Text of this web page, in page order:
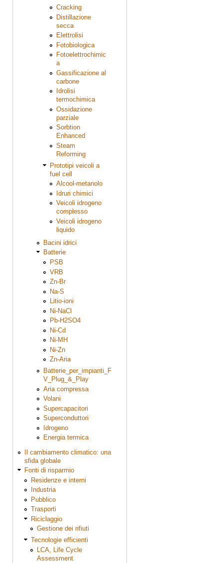
Cracking
Distillazione
secca
Elettrolisi
Fotobiologica
Fotoelettrochimic
a
Gassificazione al
carbone
Idrolisi
termochimica
Ossidazione
parziale
Sorbtion
Enhanced
Steam
Reforming
Prototipi veicoli a
fuel cell
Alcool-metanolo
Idruri chimici
Veicoli idrogeno
complesso
Veicoli idrogeno
liquido
Bacini idrici
Batterie
PSB
VRB
Zn-Br
Na-S
Litio-ioni
Ni-NaCl
Pb-H2SO4
Ni-Cd
Ni-MH
Ni-Zn
Zn-Aria
Batterie_per_impianti_F
V_Plug_&_Play
Aria compressa
Volani
Supercapacitori
Superconduttori
Idrogeno
Energia termica
Il cambiamento climatico: una
sfida globale
Fonti di risparmio
Residenze e interni
Industria
Pubblico
Trasporti
Riciclaggio
Gestione dei rifiuti
Tecnologie efficienti
LCA, Life Cycle
Assessment